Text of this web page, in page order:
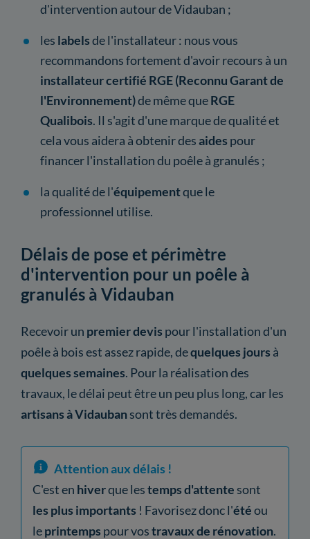
d'intervention autour de Vidauban ;
les labelsde l'installateur : nous vous
recommandons fortement d'avoir recours à un
installateur certifié RGE (Reconnu Garant de
l'Environnement)de même queRGE
Qualibois. Il s'agit d'une marque de qualité et
cela vous aidera à obtenir desaides pour
financer l'installation du poêle à granulés ;
la qualité de l'équipementque le
professionnel utilise.
Délais de pose et périmètre
d'intervention pour un poêle à
granulés à Vidauban
Recevoir un premier devis pour l'installation d'un
poêle à bois est assez rapide, dequelques jours à
quelques semaines. Pour la réalisation des
travaux, le délai peut être un peu plus long, car les
artisans à Vidaubansont très demandés.
Attention aux délais !
C'est en hiverque lestemps d'attente sont
les plus importants ! Favorisez donc l'étéou
leprintemps pour vostravaux de rénovation.